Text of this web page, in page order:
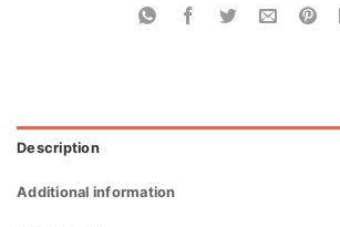
Description
Additional information